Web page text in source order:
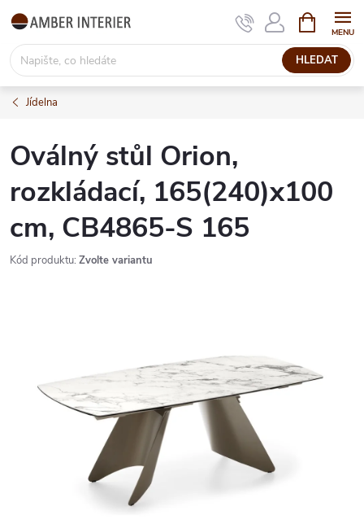
Přejít
obsah
HLEDAT
NÁKUPNÍ
KOŠÍK
Jídelna
Oválný stůl Orion,
rozkládací, 165(240)x100
cm, CB4865-S 165
Kód produktu: Zvolte variantu